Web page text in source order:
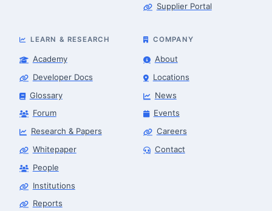
Supplier Portal
LEARN & RESEARCH
Academy
Developer Docs
Glossary
Forum
Research & Papers
Whitepaper
People
Institutions
Reports
COMPANY
About
Locations
News
Events
Careers
Contact
Robotics Advisor